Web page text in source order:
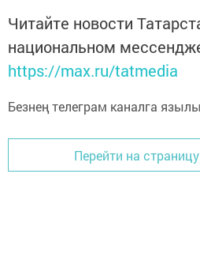
Читайте новости
национальном
https://max.ru/tatmedia
Безнең телеграм каналга
Перейти на